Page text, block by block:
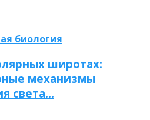
биология
широтах:
механизмы
света…